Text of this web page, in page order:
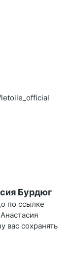
Бурдюг
по ссылке
вас сохранять